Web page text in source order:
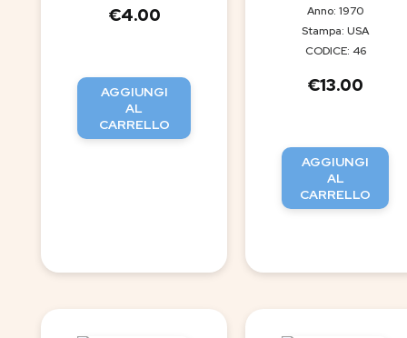
€4.00
AGGIUNGI
AL
CARRELLO
Anno: 1970
Stampa: USA
CODICE: 46
€13.00
AGGIUNGI
AL
CARRELLO